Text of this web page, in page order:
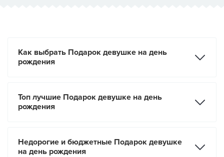
Как выбрать Подарок девушке на день
рождения
Топ лучшие Подарок девушке на день
рождения
Недорогие и бюджетные Подарок девушке
на день рождения